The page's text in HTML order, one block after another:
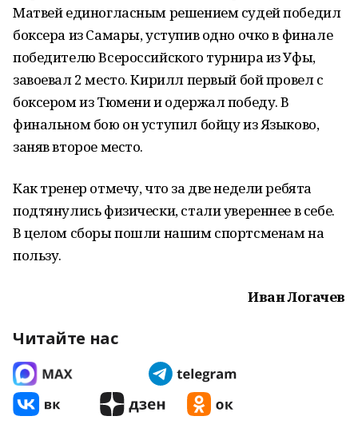
Матвей единогласным решением судей победил
боксера из Самары, уступив одно очко в финале
победителю Всероссийского турнира из Уфы,
завоевал 2 место. Кирилл первый бой провел с
боксером из Тюмени и одержал победу. В
финальном бою он уступил бойцу из Языково,
заняв второе место.
Как тренер отмечу, что за две недели ребята
подтянулись физически, стали увереннее в себе.
В целом сборы пошли нашим спортсменам на
пользу.
Иван Логачев
Читайте нас